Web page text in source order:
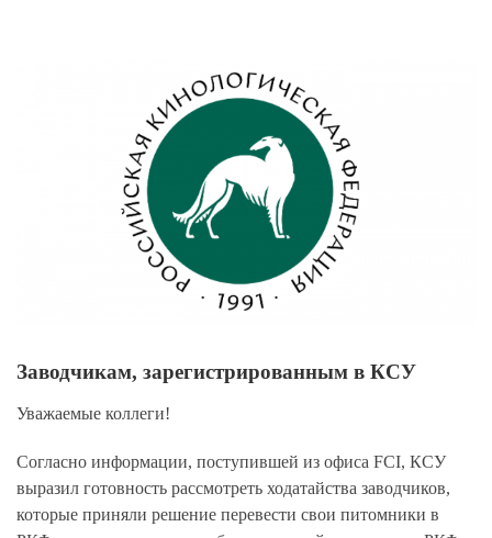
Заводчикам, зарегистрированным в КСУ
Уважаемые коллеги!
Согласно информации, поступившей из офиса FCI, КСУ
выразил готовность рассмотреть ходатайства заводчиков,
которые приняли решение перевести свои питомники в